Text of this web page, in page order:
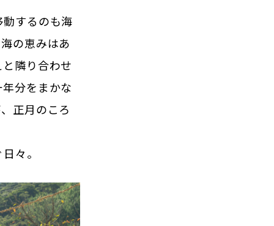
するのも海
の恵みはあ
隣り合わせ
分をまかな
正月のころ
々。